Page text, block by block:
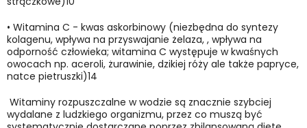
• Witamina C - kwas askorbinowy (niezbędna do syntezy
kolagenu, wpływa na przyswajanie żelaza, , wpływa na
odporność człowieka; witamina C występuje w kwaśnych
owocach np. aceroli, żurawinie, dzikiej róży ale także papryce,
natce pietruszki)14
Witaminy rozpuszczalne w wodzie są znacznie szybciej
wydalane z ludzkiego organizmu, przez co muszą być